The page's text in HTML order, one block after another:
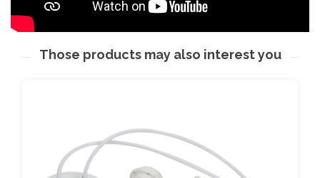
Those products may also interest you